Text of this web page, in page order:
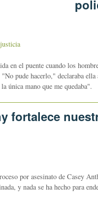
justicia
en el puente cuando los
pude hacerlo," declaraba
única mano que me quedaba".
fortalece
por asesinato de Casey
y nada se ha hecho para